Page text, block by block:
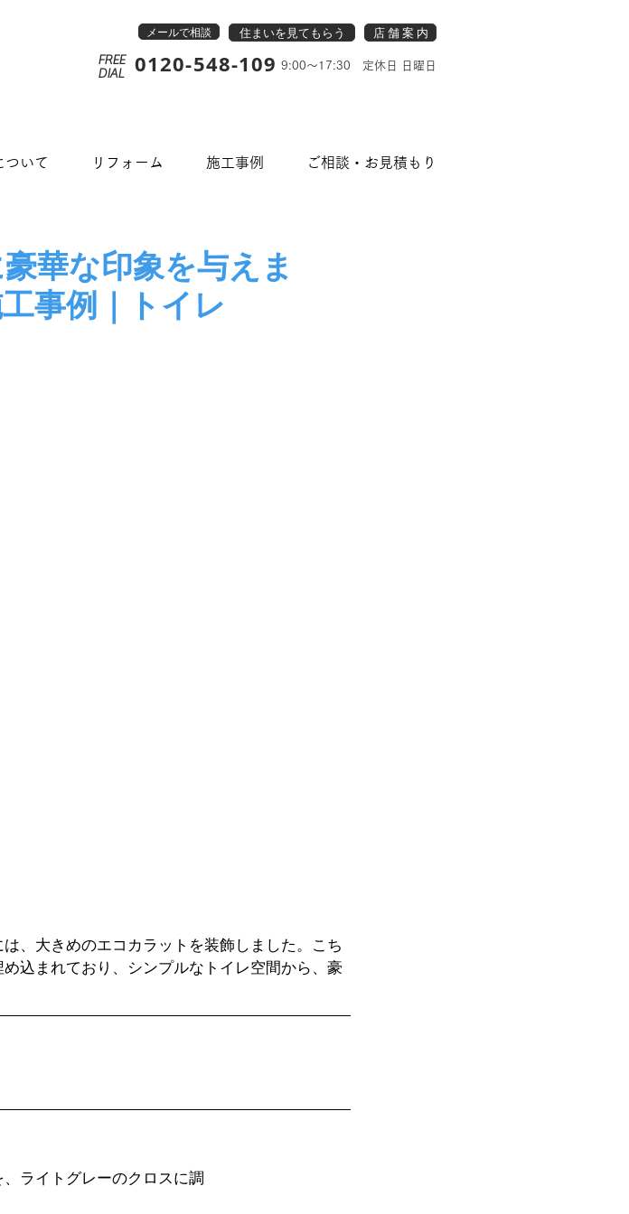
メールで相談 住まいを見てもらう 店 舗 案 内
FREE
​DIAL
0120-548-109 9:00～17:30 定休日 日曜日
ついて リフォーム 施工事例 ご相談・お見積もり
華な印象を与えま
事例｜トイレ
、大きめのエコカラットを装飾しました。こち
込まれており、シンプルなトイレ空間から、豪
ライトグレーのクロスに調